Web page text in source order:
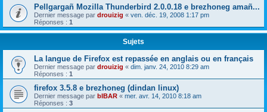
Pellgargañ Mozilla Thunderbird 2.0.0.18 e brezhoneg amañ...
Dernier message par drouizig « ven. déc. 19, 2008 1:17 pm
Réponses : 1
Sujets
La langue de Firefox est repassée en anglais ou en français
Dernier message par drouizig « dim. janv. 24, 2010 8:29 am
Réponses : 1
firefox 3.5.8 e brezhoneg (dindan linux)
Dernier message par bIBAR « mer. avr. 14, 2010 8:18 am
Réponses : 3